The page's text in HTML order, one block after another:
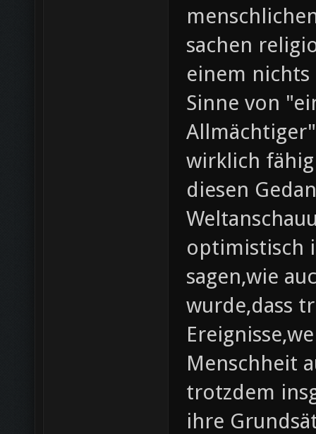
sachen
einem
Sinne von
wirklich
diesen
optimistisch
sagen,wie
wurde,dass
Menschheit
trotzdem
ihre